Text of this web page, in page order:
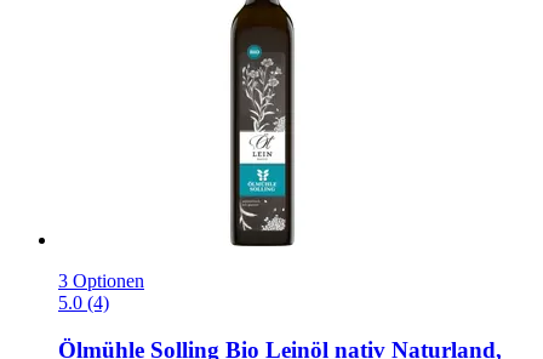
3 Optionen
5.0 (4)
Ölmühle Solling Bio Leinöl nativ Naturland,